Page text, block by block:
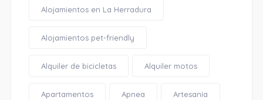
Alojamientos en La Herradura
Alojamientos pet-friendly
Alquiler de bicicletas Alquiler motos
Apartamentos Apnea Artesanía